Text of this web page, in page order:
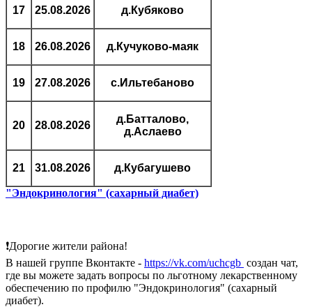
17 25.08.2026 д.Кубяково
18 26.08.2026 д.Кучуково-маяк
19 27.08.2026 с.Ильтебаново
20 28.08.2026
д.Батталово,
д.Аслаево
21 31.08.2026 д.Кубагушево
"Эндокринология" (сахарный диабет)
❗Дорогие жители района!
В нашей группе Вконтакте - https://vk.com/uchcgb создан чат,
где вы можете задать вопросы по льготному лекарственному
обеспечению по профилю "Эндокринология" (сахарный
диабет).